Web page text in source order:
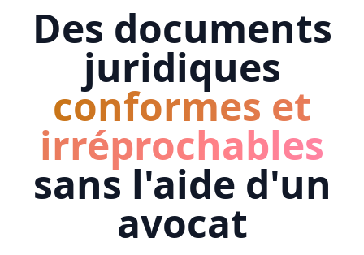
Des documents
juridiques
conformes et
irréprochables
sans l'aide d'un
avocat